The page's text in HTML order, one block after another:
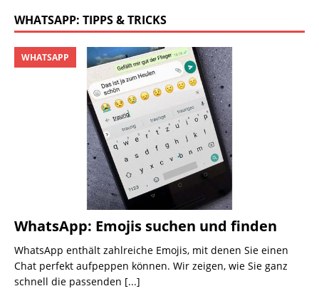
WHATSAPP: TIPPS & TRICKS
WhatsApp: Emojis suchen und finden
WHATSAPP
WhatsApp enthält zahlreiche Emojis, mit denen Sie einen
Chat perfekt aufpeppen können. Wir zeigen, wie Sie ganz
schnell die passenden [...]